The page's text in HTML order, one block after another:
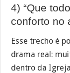
4) “Que
conforto no
Esse trecho é
drama real:
dentro da